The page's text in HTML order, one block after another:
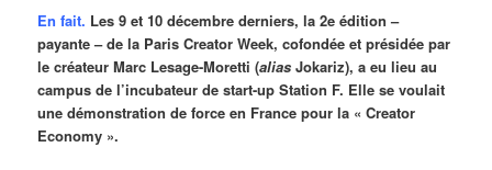
En fait. Les 9 et 10 décembre derniers, la 2e édition –
payante – de la Paris Creator Week, cofondée et présidée par
le créateur Marc Lesage-Moretti (alias Jokariz), a eu lieu au
campus de l’incubateur de start-up Station F. Elle se voulait
une démonstration de force en France pour la « Creator
Economy ».